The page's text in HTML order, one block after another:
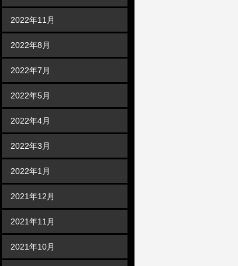
2022年11月
2022年8月
2022年7月
2022年5月
2022年4月
2022年3月
2022年1月
2021年12月
2021年11月
2021年10月